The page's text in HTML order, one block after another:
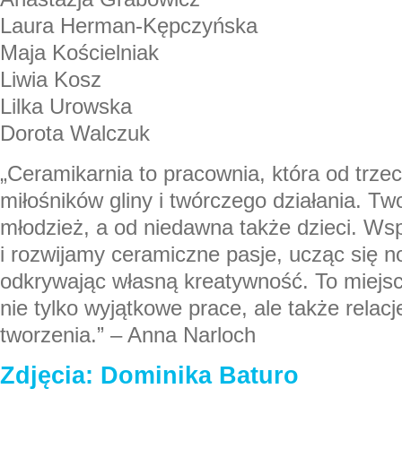
Laura Herman-Kępczyńska
Maja Kościelniak
Liwia Kosz
Lilka Urowska
Dorota Walczuk
„Ceramikarnia to pracownia, która od
miłośników gliny i twórczego działania.
młodzież, a od niedawna także dzieci.
i rozwijamy ceramiczne pasje, ucząc się
odkrywając własną kreatywność. To
nie tylko wyjątkowe prace, ale także
tworzenia.” – Anna Narloch
Zdjęcia: Dominika Baturo